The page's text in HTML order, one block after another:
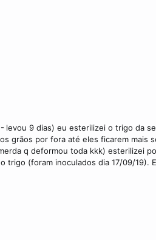
levou 9 dias) eu esterilizei o trigo da
grãos por fora até eles ficarem mais
q deformou toda kkk) esterilizei
(foram inoculados dia 17/09/19).